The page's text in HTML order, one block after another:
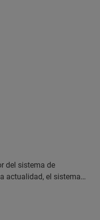
del sistema de
actualidad, el sistema
clic. Use este sistema